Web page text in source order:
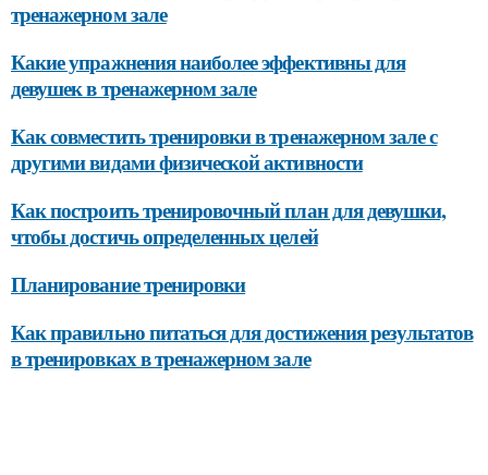
тренажерном зале
Какие упражнения наиболее эффективны для
девушек в тренажерном зале
Как совместить тренировки в тренажерном зале с
другими видами физической активности
Как построить тренировочный план для девушки,
чтобы достичь определенных целей
Планирование тренировки
Как правильно питаться для достижения результатов
в тренировках в тренажерном зале